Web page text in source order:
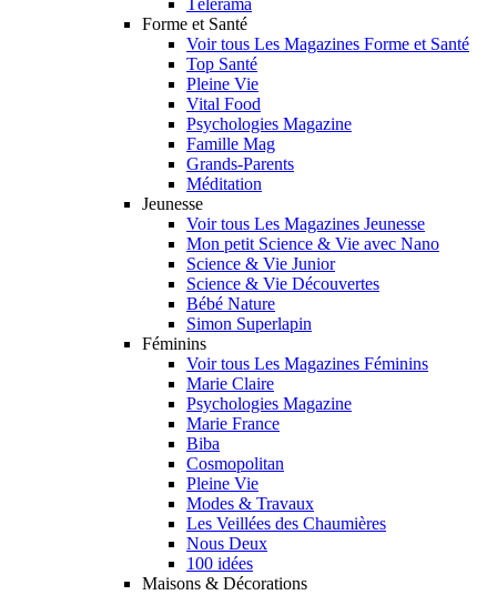
Télérama
Forme et Santé
Voir tous Les Magazines Forme et Santé
Top Santé
Pleine Vie
Vital Food
Psychologies Magazine
Famille Mag
Grands-Parents
Méditation
Jeunesse
Voir tous Les Magazines Jeunesse
Mon petit Science & Vie avec Nano
Science & Vie Junior
Science & Vie Découvertes
Bébé Nature
Simon Superlapin
Féminins
Voir tous Les Magazines Féminins
Marie Claire
Psychologies Magazine
Marie France
Biba
Cosmopolitan
Pleine Vie
Modes & Travaux
Les Veillées des Chaumières
Nous Deux
100 idées
Maisons & Décorations